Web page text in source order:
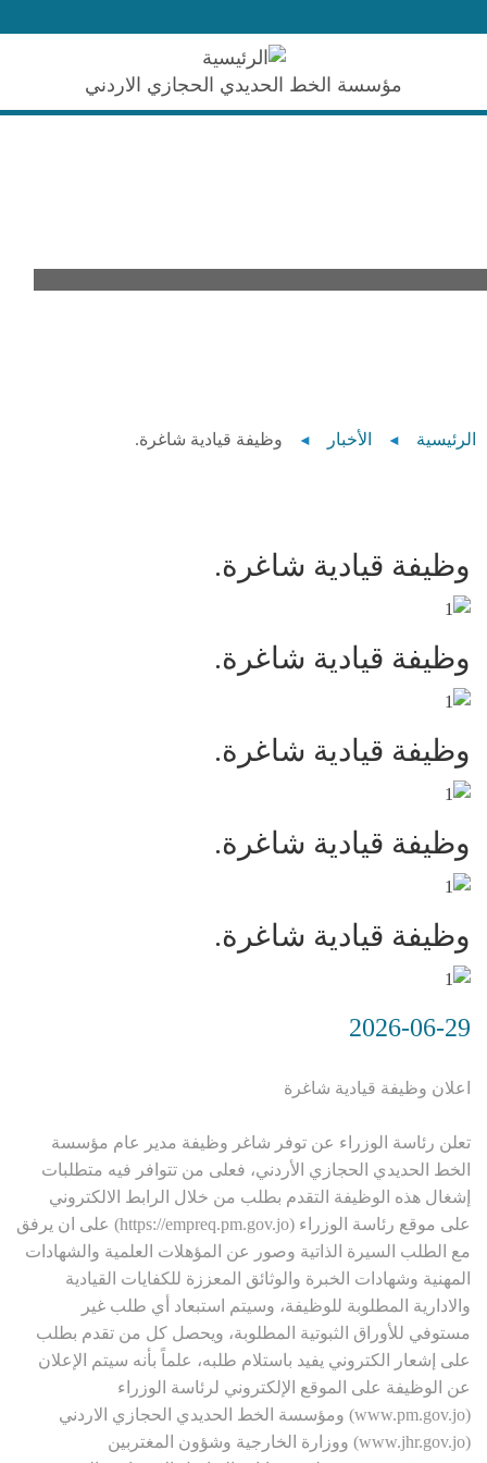
مؤسسة الخط الحديدي الحجازي الاردني
Breadcrumb
الرئيسية الأخبار وظيفة قيادية شاغرة.
وظيفة قيادية شاغرة.
وظيفة قيادية شاغرة.
وظيفة قيادية شاغرة.
وظيفة قيادية شاغرة.
وظيفة قيادية شاغرة.
2026-06-29
اعلان وظيفة قيادية شاغرة
تعلن رئاسة الوزراء عن توفر شاغر وظيفة مدير عام مؤسسة
الخط الحديدي الحجازي الأردني، فعلى من تتوافر فيه متطلبات
إشغال هذه الوظيفة التقدم بطلب من خلال الرابط الالكتروني
على موقع رئاسة الوزراء (https://empreq.pm.gov.jo) على ان يرفق
مع الطلب السيرة الذاتية وصور عن المؤهلات العلمية والشهادات
المهنية وشهادات الخبرة والوثائق المعززة للكفايات القيادية
والادارية المطلوبة للوظيفة، وسيتم استبعاد أي طلب غير
مستوفي للأوراق الثبوتية المطلوبة، ويحصل كل من تقدم بطلب
على إشعار الكتروني يفيد باستلام طلبه، علماً بأنه سيتم الإعلان
عن الوظيفة على الموقع الإلكتروني لرئاسة الوزراء
(www.pm.gov.jo) ومؤسسة الخط الحديدي الحجازي الاردني
(www.jhr.gov.jo) ووزارة الخارجية وشؤون المغتربين